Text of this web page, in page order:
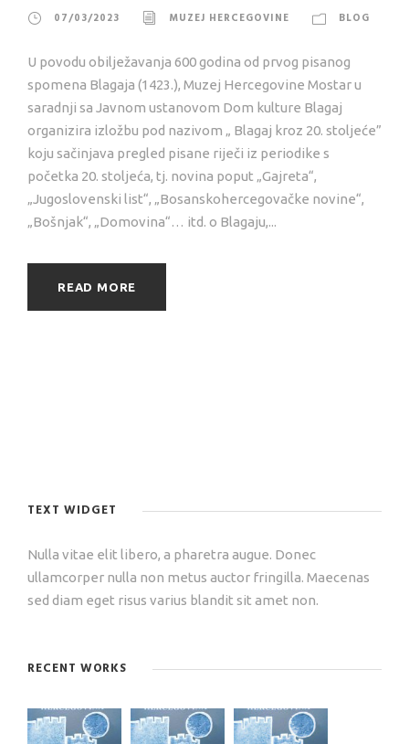
07/03/2023 MUZEJ HERCEGOVINE BLOG
U povodu obilježavanja 600 godina od prvog pisanog
spomena Blagaja (1423.), Muzej Hercegovine Mostar u
saradnji sa Javnom ustanovom Dom kulture Blagaj
organizira izložbu pod nazivom „ Blagaj kroz 20. stoljeće”
koju sačinjava pregled pisane riječi iz periodike s
početka 20. stoljeća, tj. novina poput „Gajreta“,
„Jugoslovenski list“, „Bosanskohercegovačke novine“,
„Bošnjak“, „Domovina“… itd. o Blagaju,...
READ MORE
TEXT WIDGET
Nulla vitae elit libero, a pharetra augue. Donec
ullamcorper nulla non metus auctor fringilla. Maecenas
sed diam eget risus varius blandit sit amet non.
RECENT WORKS